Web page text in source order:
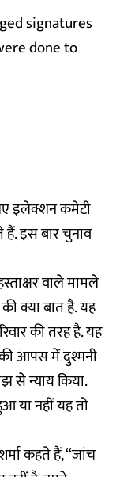
signatures
done to
इलेक्शन कमेटी
इस बार चुनाव
वाले मामले
क्या बात है. यह
की तरह है. यह
की आपस में दुश्मनी
से न्याय किया.
या नहीं यह तो
कहते हैं, ‘‘जांच